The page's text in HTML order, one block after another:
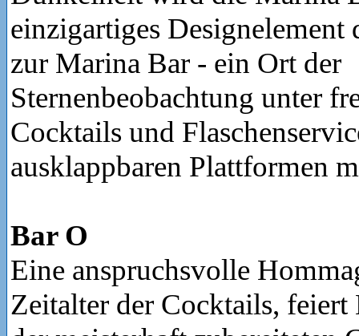
einzigartiges Designelement
zur Marina Bar - ein Ort der
Sternenbeobachtung unter
Cocktails und
ausklappbaren Plattformen
Bar O
Eine anspruchsvolle
Zeitalter der Cocktails,